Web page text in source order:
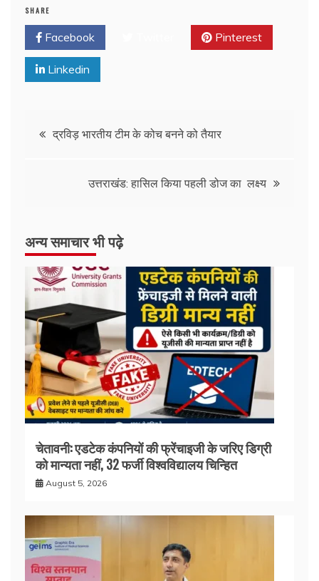
SHARE
Facebook Pinterest
Linkedin
द्रविड़ भारतीय टीम के कोच बनने को तैयार
उत्तराखंड: हासिल किया पहली डोज का लक्ष्य
अन्य समाचार भी पढ़े
चेतावनी: एडटेक कंपनियों की फ्रेंचाइजी के जरिए डिग्री
को मान्यता नहीं, 32 फर्जी विश्वविद्यालय चिन्हित
August 5, 2026